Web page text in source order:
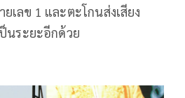
เลข 1 และตะโกนส่งเสียง
นระยะอีกด้วย